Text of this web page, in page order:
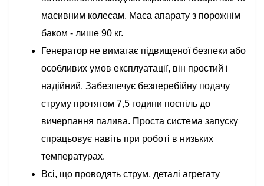
масивним колесам. Маса апарату з порожнім
баком - лише 90 кг.
Генератор не вимагає підвищеної безпеки або
особливих умов експлуатації, він простий і
надійний. Забезпечує безперебійну подачу
струму протягом 7,5 години поспіль до
вичерпання палива. Проста система запуску
спрацьовує навіть при роботі в низьких
температурах.
Всі, що проводять струм, деталі агрегату